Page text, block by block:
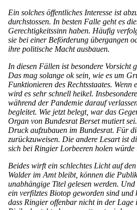
Ein solches öffentliches Interesse ist
durchstossen. In besten Falle geht es
Gerechtigkeitssinn haben. Häufig
sie bei einer Beförderung übergangen
ihre politische Macht ausbauen.
In diesen Fällen ist besondere Vorsicht
Das mag solange ok sein, wie es um
Funktionieren des Rechtsstaates.
wird es sehr schnell heikel.
während der Pandemie darauf
begleitet. Wie jetzt belegt, war das
Organ von Bundesrat Berset mutiert
Druck aufzubauen im Bundesrat. Für
zurückzuweisen. Die andere Lesart ist
sich bei Ringier Lorbeeren holen
Beides wirft ein schlechtes Licht auf
Walder im Amt bleibt, können die
unabhängige Titel gelesen werden.
ein verfilztes Biotop geworden sind
dass Ringier offenbar nicht in der Lage